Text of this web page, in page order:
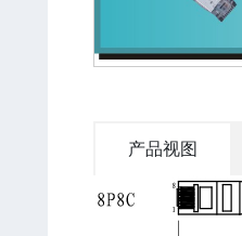
产品视图